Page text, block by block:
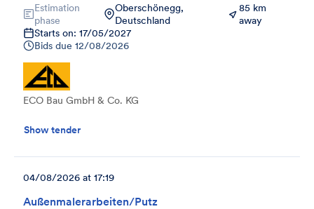
Estimation
phase
Oberschönegg,
Deutschland
85 km
away
Starts on: 17/05/2027
Bids due 12/08/2026
ECO Bau GmbH & Co. KG
Show tender
Außenmalerarbeiten/Putz
04/08/2026 at 17:19